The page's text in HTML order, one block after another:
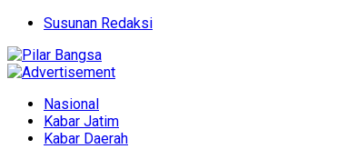
Susunan Redaksi
Nasional
Kabar Jatim
Kabar Daerah